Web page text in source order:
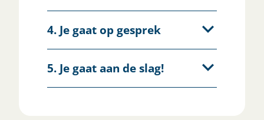
4. Je gaat op gesprek
5. Je gaat aan de slag!